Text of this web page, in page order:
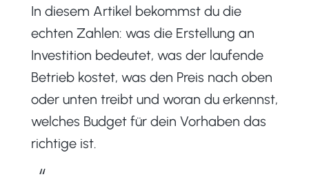
In diesem Artikel bekommst du die
echten Zahlen: was die Erstellung an
Investition bedeutet, was der laufende
Betrieb kostet, was den Preis nach oben
oder unten treibt und woran du erkennst,
welches Budget für dein Vorhaben das
richtige ist.